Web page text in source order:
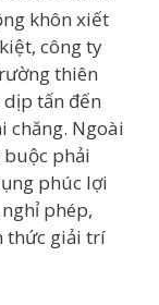
khôn xiết
công ty
thiên
tấn đến
chăng. Ngoài
phải
phúc lợi
phép,
thức giải trí